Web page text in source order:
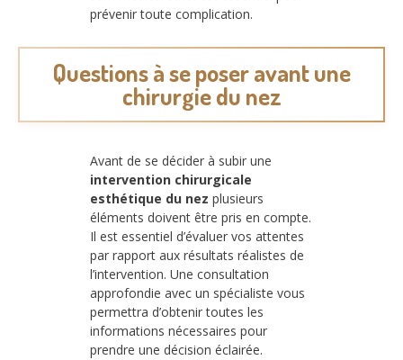
prévenir toute complication.
Questions à se poser avant une
chirurgie du nez
Avant de se décider à subir une
intervention chirurgicale
esthétique du nez plusieurs
éléments doivent être pris en compte.
Il est essentiel d’évaluer vos attentes
par rapport aux résultats réalistes de
l’intervention. Une consultation
approfondie avec un spécialiste vous
permettra d’obtenir toutes les
informations nécessaires pour
prendre une décision éclairée.